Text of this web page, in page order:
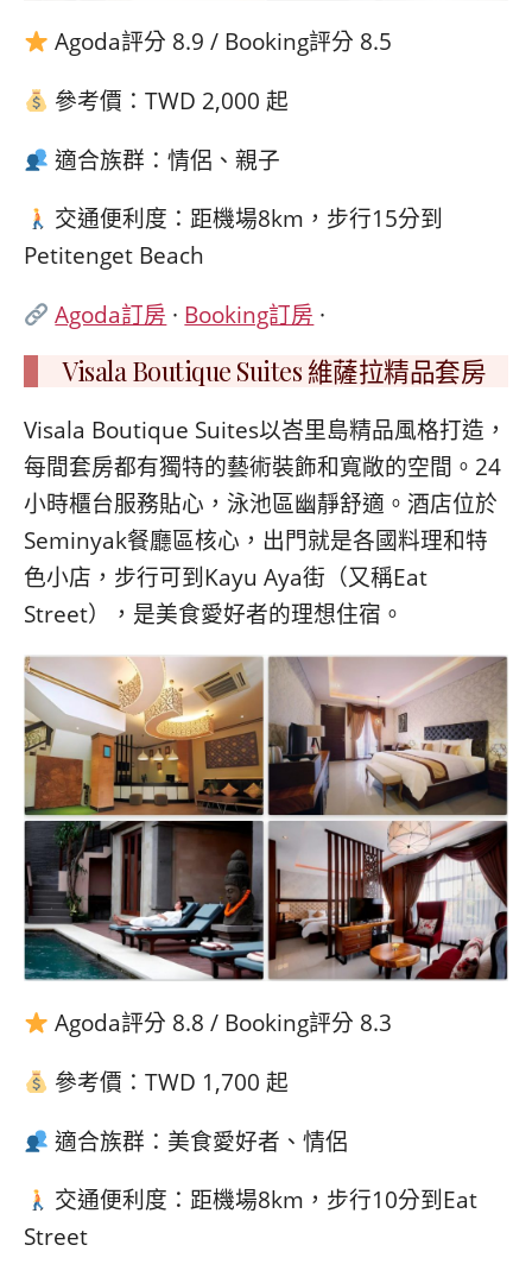
Agoda評分 8.9 / Booking評分 8.5
參考價：TWD 2,000 起
適合族群：情侶、親子
交通便利度：距機場8km，步行15分到
Petitenget Beach
Agoda訂房 · Booking訂房 ·
Visala Boutique Suites 維薩拉精品套房
Visala Boutique Suites以峇里島精品風格打造，
每間套房都有獨特的藝術裝飾和寬敞的空間。24
小時櫃台服務貼心，泳池區幽靜舒適。酒店位於
Seminyak餐廳區核心，出門就是各國料理和特
色小店，步行可到Kayu Aya街（又稱Eat
Street），是美食愛好者的理想住宿。
Agoda評分 8.8 / Booking評分 8.3
參考價：TWD 1,700 起
適合族群：美食愛好者、情侶
交通便利度：距機場8km，步行10分到Eat
Street